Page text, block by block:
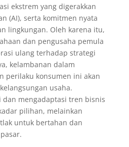
ekstrem yang digerakkan
(AI), serta komitmen nyata
lingkungan. Oleh karena itu,
dan pengusaha pemula
ulang terhadap strategi
kelambanan dalam
perilaku konsumen ini akan
usaha.
dan mengadaptasi tren bisnis
pilihan, melainkan
untuk bertahan dan